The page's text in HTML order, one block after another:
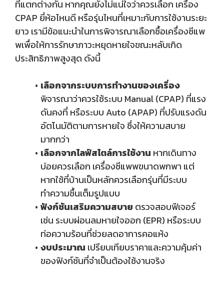
ที่แตกต่างกัน หากคุณยังไม่แน่ใจว่าควรเลือก เครื่อง
CPAP ยี่ห้อไหนดี หรือรุ่นไหนที่เหมาะกับการใช้งานระยะ
ยาว เรามีข้อแนะนำในการพิจารณาเลือกซื้อเครื่องซีแพ
พเพื่อให้การรักษาภาวะหยุดหายใจขณะหลับเกิด
ประสิทธิภาพสูงสุด ดังนี้
เลือกจากระบบการทำงานของเครื่อง
พิจารณาว่าควรใช้ระบบ Manual (CPAP) ที่แรง
ดันคงที่ หรือระบบ Auto (APAP) ที่ปรับแรงดัน
อัตโนมัติตามการหายใจ ซึ่งให้ความสบาย
มากกว่า
เลือกจากไลฟ์สไตล์การใช้งาน หากเดินทาง
บ่อยควรเลือก เครื่องซีแพพขนาดพกพา แต่
หากใช้ที่บ้านเป็นหลักควรเลือกรุ่นที่มีระบบ
ทำความชื้นเต็มรูปแบบ
ฟังก์ชันเสริมความสบาย ตรวจสอบฟีเจอร์
เช่น ระบบผ่อนลมหายใจออก (EPR) หรือระบบ
ท่อความร้อนที่ช่วยลดอาการคอแห้ง
งบประมาณ เปรียบเทียบราคาและความคุ้มค่า
ของฟังก์ชันที่จำเป็นต้องใช้งานจริง